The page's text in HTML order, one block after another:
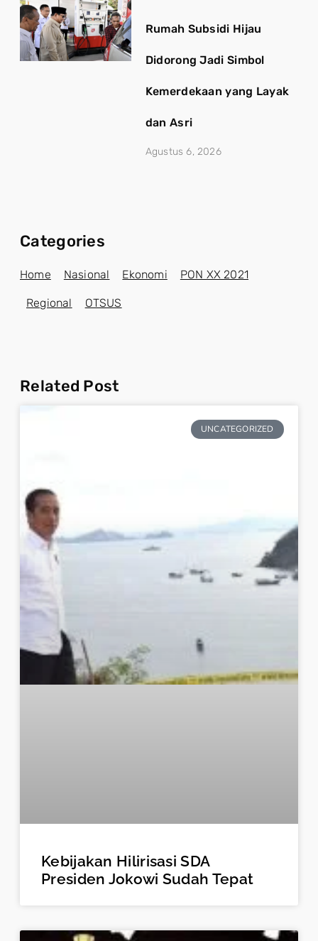
Rumah Subsidi Hijau
Didorong Jadi Simbol
Kemerdekaan yang Layak
dan Asri
Agustus 6, 2026
Categories
Home Nasional Ekonomi PON XX 2021
Regional OTSUS
Related Post
UNCATEGORIZED
Kebijakan Hilirisasi SDA
Presiden Jokowi Sudah Tepat